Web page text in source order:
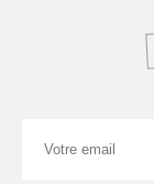
email